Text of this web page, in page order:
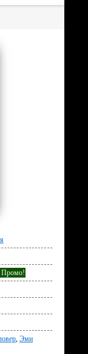
Промо!
, Эми